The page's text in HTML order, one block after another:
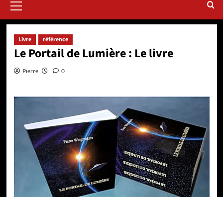
principal
Livre référence
Le Portail de Lumière : Le livre
Pierre 0